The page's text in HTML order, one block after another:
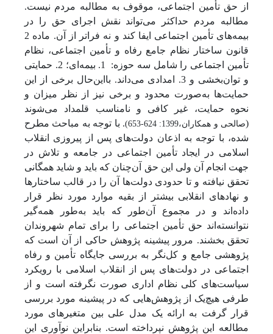
از حق تأمین اجتماعی، موقوف به مطالبه مردم نیست.
مطالبه مردم حداکثر می‌تواند نقش اجرای حق را در
بیمه‌های تأمین اجتماعی ایفا کند و نه فراتر از آن. ماده 2
قانون ساختار نظام جامع رفاه و تأمین اجتماعی، نظام
تأمین اجتماعی را شامل سه حوزه:
1. بیمه‌ای؛ 2. حمایتی
و توان‌بخشی و 3. امدادی می‌داند. بااین‌حال برخی از این
حمایت‌ها به‌صورت محدود و برخی نیز از نظر میزان و
نحوه حمایت، غیر کافی و نامناسب قلمداد می‌شوند
(صالحی و همکاران،1399: 624-653)
. با توجه به مباحث مطرح
شده، با توجه به اذعان دولت‌های پس از پیروزی انقلاب
اسلامی در ایجاد تأمین اجتماعی در جامعه و تلاش در
جهت انجام آن ولی این حق آن‌چنان که باید و شاید همگانی
تحقق نیافته و تا حدودی دولت‌ها آن را در قالب ساختارها
و نهادهای انقلابی بیشتر از بقیه موارد مورد نظر قرار
داده‌اند و در مجموع آن‌طور که باید به‌طور همه‌گیر
نتوانسته‌اند حق تأمین اجتماعی را برای تمام شهروندان
تحقق بخشند. مرور پیشینه پژوهش حاکی از آن است که
پژوهشی جامع و کل‌نگر به بررسی جایگاه تأمین و رفاه
اجتماعی در دولت‌های پس از انقلاب اسلامی با رویکرد
سیاست‌های کلی نظام اداری صورت نگرفته است و از
طرفی هیچ‌یک از پژوهش‌هایی که در پیشینه مورد بررسی
قرار گرفت به ارائه یک مدل علی بین متغیرهای مورد
مطالعه این پژوهش نپرداخته است. بنابراین نوآوری این